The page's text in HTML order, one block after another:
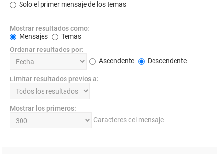
Solo el primer mensaje de los temas
Mostrar resultados como:
Mensajes
Temas
Ordenar resultados por:
Ascendente
Descendente
Limitar resultados previos a:
Mostrar los primeros:
Caracteres del mensaje